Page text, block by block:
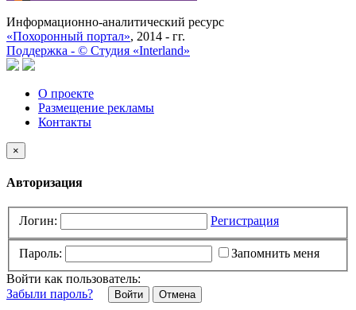
Информационно-аналитический ресурс
«Похоронный портал», 2014 - гг.
Поддержка - © Cтудия «Interland»
О проекте
Размещение рекламы
Контакты
×
Авторизация
Логин: Регистрация
Пароль:
Запомнить меня
Войти как пользователь:
Забыли пароль?
Отмена